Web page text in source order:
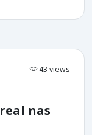
43 views
nas